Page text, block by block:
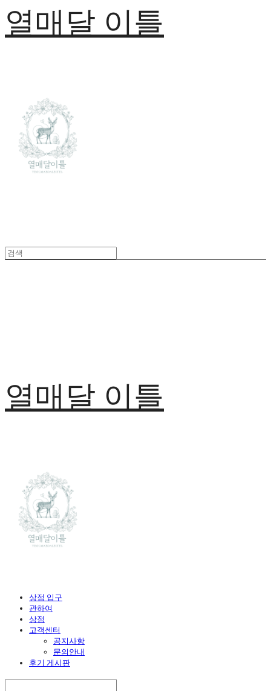
열매달 이틀
열매달 이틀
상점 입구
관하여
상점
고객센터
공지사항
문의안내
후기 게시판